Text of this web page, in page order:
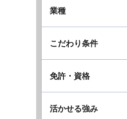
業種
こだわり条件
免許・資格
活かせる強み